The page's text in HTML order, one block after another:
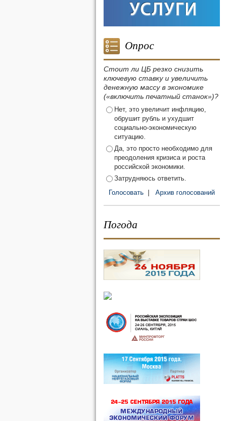
Опрос
Стоит ли ЦБ резко снизить
ключевую ставку и увеличить
денежную массу в экономике
(«включить печатный станок»)?
Нет, это увеличит инфляцию,
обрушит рубль и ухудшит
социально-экономическую
ситуацию.
Да, это просто необходимо для
преодоления кризиса и роста
российской экономики.
Затрудняюсь ответить.
Голосовать
Архив голосований
Погода